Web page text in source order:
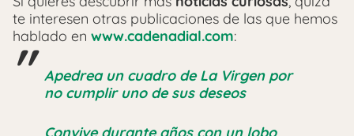
te interesen otras publicaciones de las que hemos
hablado en www.cadenadial.com:
Apedrea un cuadro de La Virgen por
no cumplir uno de sus deseos